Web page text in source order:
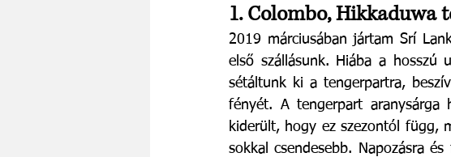
1. Colombo, Hikkaduwa
2019 márciusában jártam Srí
első szállásunk. Hiába a
sétáltunk ki a tengerpartra,
fényét. A tengerpart
kiderült, hogy ez szezontól függ,
sokkal csendesebb. Napozásra